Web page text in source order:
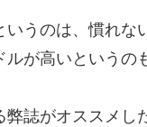
うのは、慣れな
が高いというの
誌がオススメし